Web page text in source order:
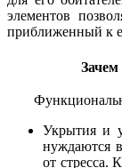
элементов
приближенный к
Укрытия и
нуждаются
от стресса.